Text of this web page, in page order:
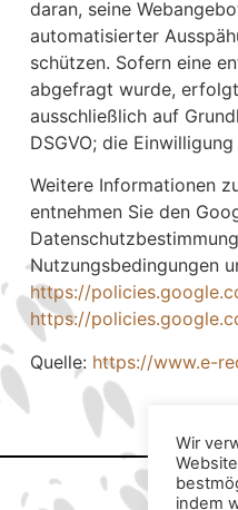
daran, seine
automatisierter
schützen. Sofern eine
abgefragt wurde,
ausschließlich auf
DSGVO; die
Weitere Informationen
entnehmen Sie den
Nutzungsbedingungen
https://
https://
Quelle: https://www.e-
Wir
indem